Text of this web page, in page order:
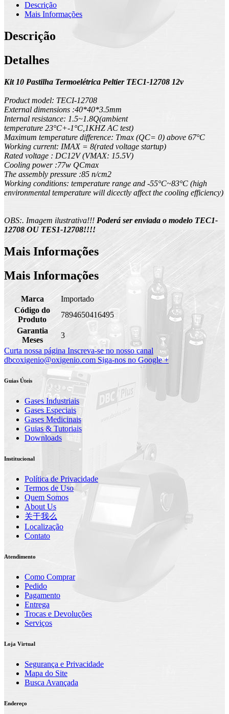
Descrição
Mais Informações
Descrição
Detalhes
Kit 10 Pastilha Termoelétrica Peltier TEC1-12708 12v
Product model: TECI-12708
External dimensions :40*40*3.5mm
Internal resistance: 1.5~1.8Q(ambient
temperature 23°C+-1°C,1KHZ AC test)
Maximum temperature difference: Tmax (QC= 0) above 67°C
Working current: IMAX = 8(rated voltage startup)
Rated voltage : DC12V (VMAX: 15.5V)
Cooling power :77w QCmax
The assembly pressure :85 n/cm2
Working conditions: temperature range and -55°C~83°C (high
environmental temperature will dicectly affect the cooling efficiency)
OBS:. Imagem ilustrativa!!! Poderá ser enviada o modelo TEC1-
12708 OU TES1-12708!!!!
Mais Informações
Mais Informações
Marca
Importado
Código do
Produto
7894650416495
Garantia
Meses
3
Curta nossa página Inscreva-se no nosso canal
dbcoxigenio@oxigenio.com Siga-nos no Google +
Guias Úteis
Gases Industriais
Gases Especiais
Gases Medicinais
Guias & Tutoriais
Downloads
Institucional
Política de Privacidade
Termos de Uso
Quem Somos
About Us
关于我么
Localização
Contato
Atendimento
Como Comprar
Pedido
Pagamento
Entrega
Trocas e Devoluções
Serviços
Loja Virtual
Segurança e Privacidade
Mapa do Site
Busca Avançada
Endereço